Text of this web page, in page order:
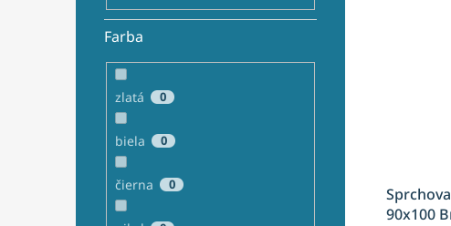
Farba
zlatá 0
biela 0
čierna 0
90x100